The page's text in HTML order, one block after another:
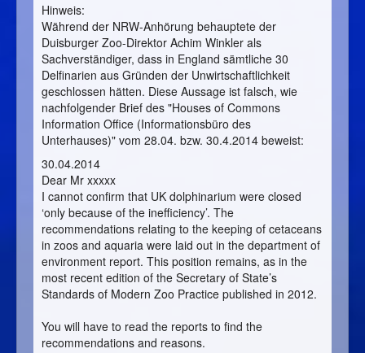
Hinweis:
Während der NRW-Anhörung behauptete der
Duisburger Zoo-Direktor Achim Winkler als
Sachverständiger, dass in England sämtliche 30
Delfinarien aus Gründen der Unwirtschaftlichkeit
geschlossen hätten. Diese Aussage ist falsch, wie
nachfolgender Brief des "Houses of Commons
Information Office (Informationsbüro des
Unterhauses)" vom 28.04. bzw. 30.4.2014 beweist:
30.04.2014
Dear Mr xxxxx
I cannot confirm that UK dolphinarium were closed
‘only because of the inefficiency’. The
recommendations relating to the keeping of cetaceans
in zoos and aquaria were laid out in the department of
environment report. This position remains, as in the
most recent edition of the Secretary of State’s
Standards of Modern Zoo Practice published in 2012.
You will have to read the reports to find the
recommendations and reasons.